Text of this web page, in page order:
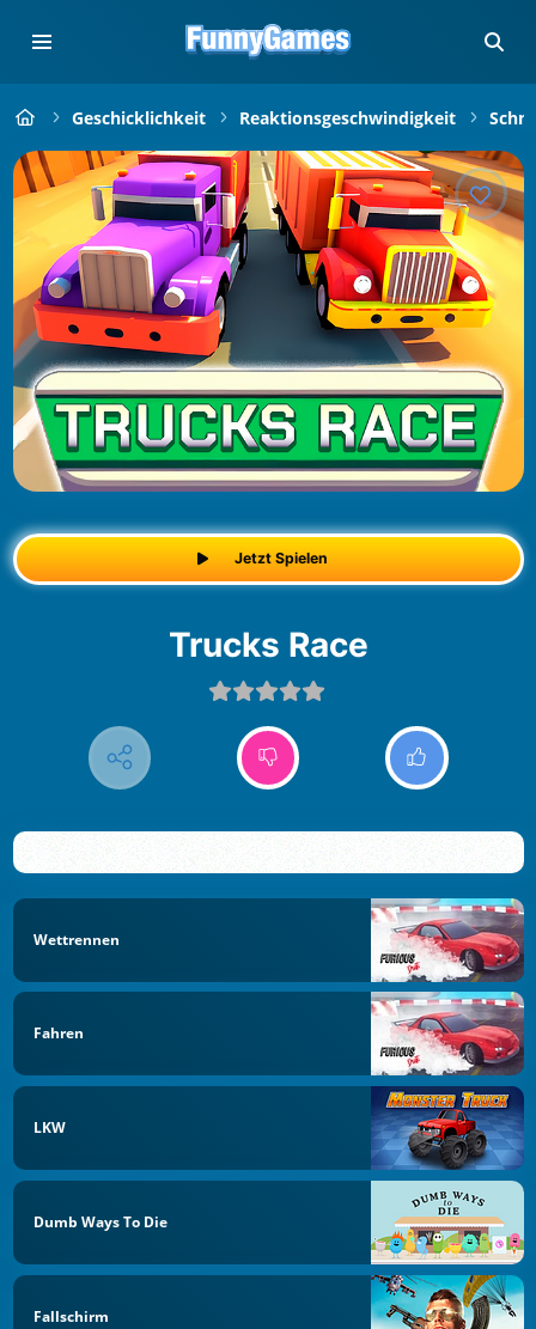
Geschicklichkeit Reaktionsgeschwindigkeit
Jetzt Spielen
Trucks Race
Wettrennen
Fahren
LKW
Dumb Ways To Die
Fallschirm